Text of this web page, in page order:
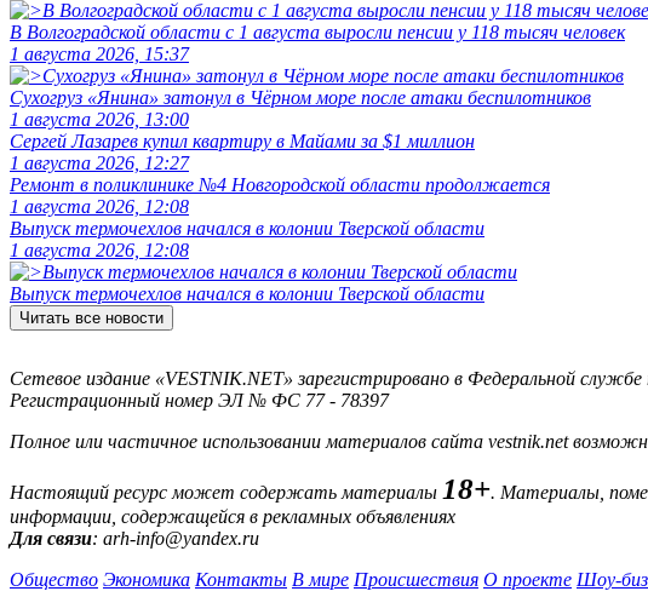
В Волгоградской области с 1 августа выросли пенсии у 118 тысяч человек
1 августа 2026, 15:37
Сухогруз «Янина» затонул в Чёрном море после атаки беспилотников
1 августа 2026, 13:00
Сергей Лазарев купил квартиру в Майами за $1 миллион
1 августа 2026, 12:27
Ремонт в поликлинике №4 Новгородской области продолжается
1 августа 2026, 12:08
Выпуск термочехлов начался в колонии Тверской области
1 августа 2026, 12:08
Выпуск термочехлов начался в колонии Тверской области
Читать все новости
Сетевое издание «VESTNIK.NET» зарегистрировано в Федеральной
Регистрационный номер ЭЛ № ФС 77 - 78397
Полное или частичное использовании материалов сайта vestnik.net
Настоящий ресурс может содержать материалы 18+. Материалы,
информации, содержащейся в рекламных объявлениях
Для связи: arh-info@yandex.ru
Общество Экономика Контакты В мире Происшествия О проекте Шоу-